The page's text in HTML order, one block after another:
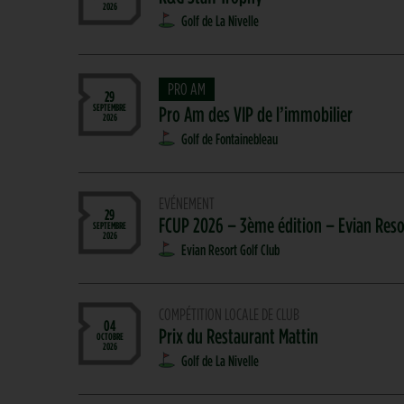
2026
Golf de La Nivelle
29
SEPTEMBRE
2026
PRO AM
Pro Am des VIP de l’immobilier
Golf de Fontainebleau
29
SEPTEMBRE
2026
EVÉNEMENT
FCUP 2026 – 3ème édition – Evian
Evian Resort Golf Club
04
OCTOBRE
2026
COMPÉTITION LOCALE DE CLUB
Prix du Restaurant Mattin
Golf de La Nivelle